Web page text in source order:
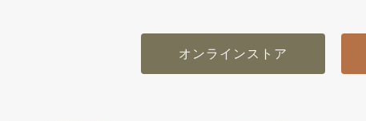
オンラインストア